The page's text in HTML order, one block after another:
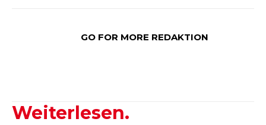
GO FOR MORE REDAKTION
Weiterlesen.